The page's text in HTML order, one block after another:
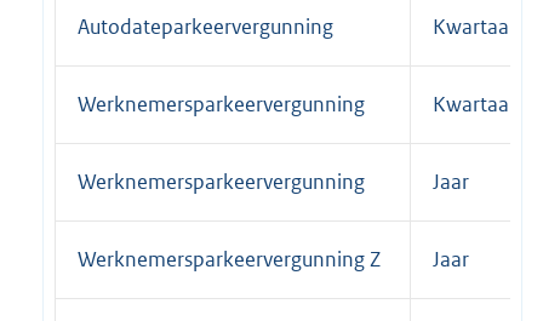
Autodateparkeervergunning Kwartaal
Werknemersparkeervergunning Kwartaal
Werknemersparkeervergunning Jaar
Werknemersparkeervergunning Z Jaar